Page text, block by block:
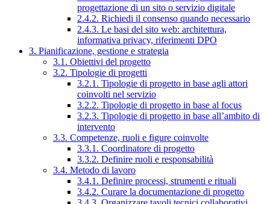
progettazione di un sito o servizio digitale
2.4.2. Richiedi il consenso quando necessario
2.4.3. Le basi del sito web: architettura,
informativa privacy, riferimenti DPO
3. Pianificazione, gestione e strategia
3.1. Obiettivi del progetto
3.2. Tipologie di progetti
3.2.1. Tipologie di progetto in base agli attori
coinvolti nel servizio
3.2.2. Tipologie di progetto in base al focus
3.2.3. Tipologie di progetto in base all’ambito di
intervento
3.3. Competenze, ruoli e figure coinvolte
3.3.1. Coordinatore di progetto
3.3.2. Definire ruoli e responsabilità
3.4. Metodo di lavoro
3.4.1. Definire processi, strumenti e rituali
3.4.2. Curare la documentazione di progetto